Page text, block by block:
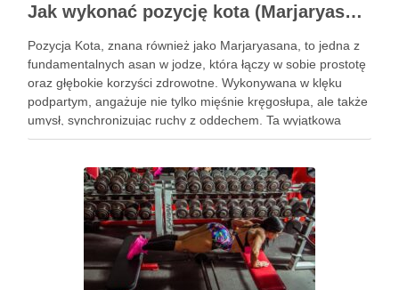
Jak wykonać pozycję kota (Marjaryasana) i jakie ma korzyści?
Pozycja Kota, znana również jako Marjaryasana, to jedna z
fundamentalnych asan w jodze, która łączy w sobie prostotę
oraz głębokie korzyści zdrowotne. Wykonywana w klęku
podpartym, angażuje nie tylko mięśnie kręgosłupa, ale także
umysł, synchronizując ruchy z oddechem. Ta wyjątkowa
praktyka nie tylko poprawia elastyczność ciała, ale również